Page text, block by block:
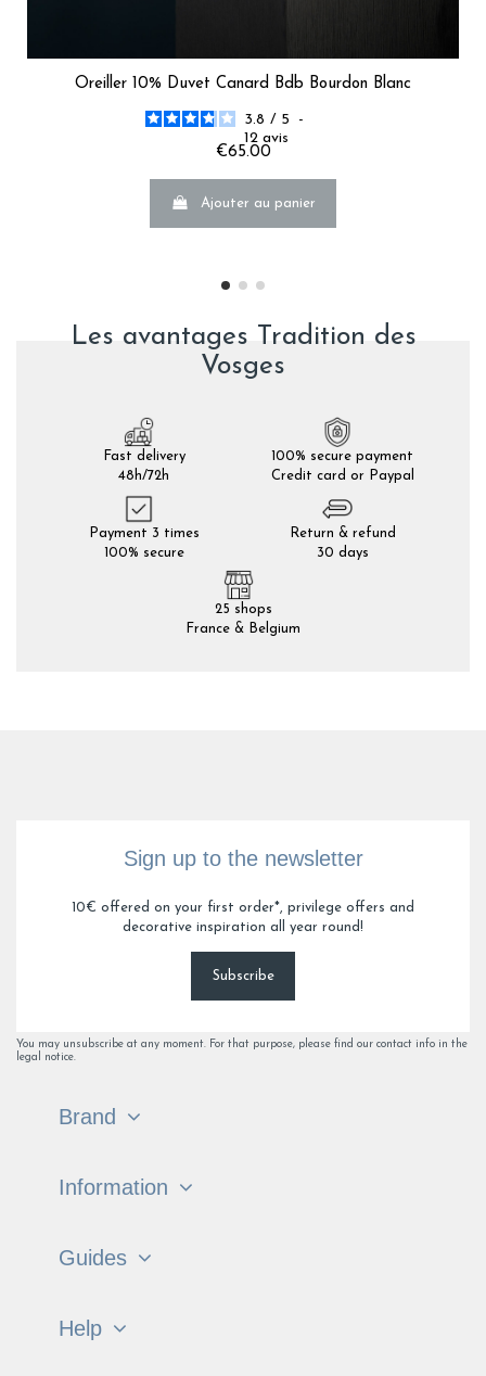
Oreiller 10% Duvet Canard Bdb Bourdon Blanc
3.8 / 5
-
12 avis
€65.00
Ajouter au panier
Les avantages Tradition des
Vosges
Fast delivery
48h/72h
100% secure payment
Credit card or Paypal
Payment 3 times
100% secure
Return & refund
30 days
25 shops
France & Belgium
Sign up to the newsletter
10€ offered on your first order*, privilege offers and
decorative inspiration all year round!
Subscribe
You may unsubscribe at any moment. For that purpose, please find our contact info in the
legal notice.
Brand
Information
Guides
Help